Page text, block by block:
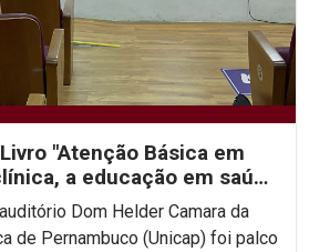
"Atenção Básica em
a educação em saúde
Dom Helder Camara da
de Pernambuco (Unicap) foi palco